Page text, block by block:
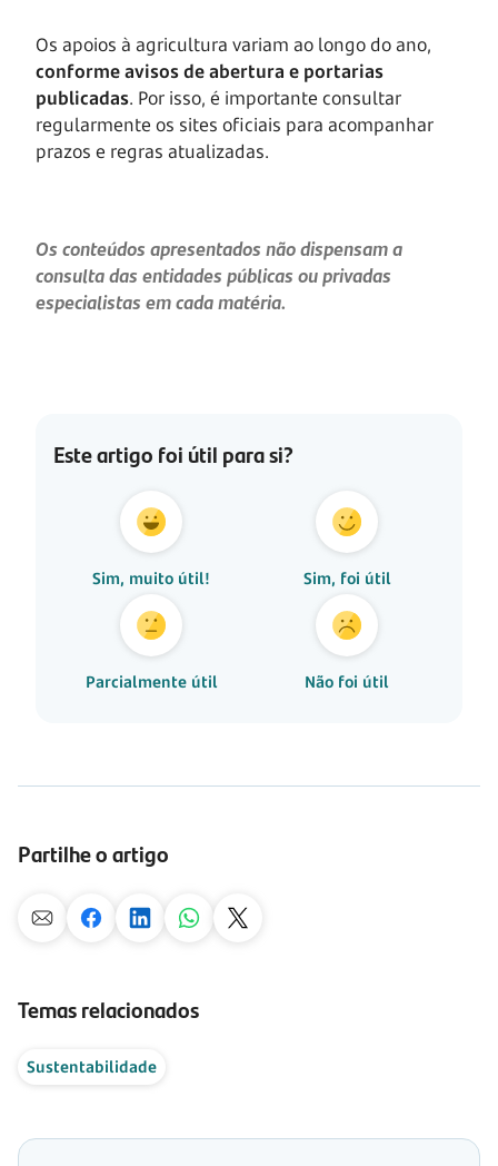
Os apoios à agricultura variam ao longo do ano,
conforme avisos de abertura e portarias
publicadas. Por isso, é importante consultar
regularmente os sites oficiais para acompanhar
prazos e regras atualizadas.
Os conteúdos apresentados não dispensam a
consulta das entidades públicas ou privadas
especialistas em cada matéria.
Este artigo foi útil para si?
Sim, muito útil! Sim, foi útil
Parcialmente útil Não foi útil
Partilhe o artigo
Temas relacionados
Sustentabilidade